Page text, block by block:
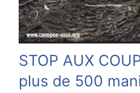
STOP AUX
plus de 500